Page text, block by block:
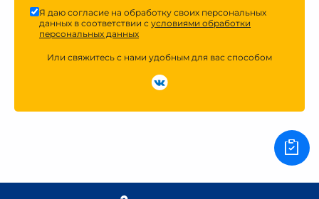
Я даю согласие на обработку своих персональных
данных в соответствии с условиями обработки
персональных данных
Или свяжитесь с нами удобным для вас способом